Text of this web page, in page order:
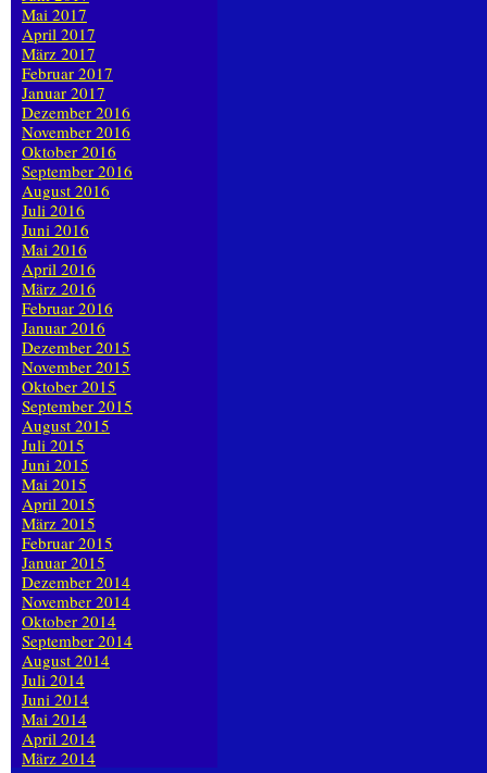
Mai 2017
April 2017
März 2017
Februar 2017
Januar 2017
Dezember 2016
November 2016
Oktober 2016
September 2016
August 2016
Juli 2016
Juni 2016
Mai 2016
April 2016
März 2016
Februar 2016
Januar 2016
Dezember 2015
November 2015
Oktober 2015
September 2015
August 2015
Juli 2015
Juni 2015
Mai 2015
April 2015
März 2015
Februar 2015
Januar 2015
Dezember 2014
November 2014
Oktober 2014
September 2014
August 2014
Juli 2014
Juni 2014
Mai 2014
April 2014
März 2014